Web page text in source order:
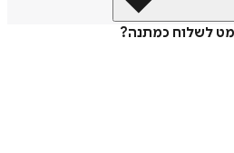
לשלוח כמתנה?